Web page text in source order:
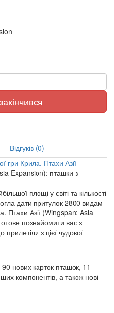
Відгуків (0)
гри Крила. Птахи Азії
Expansion): пташки з
площі у світі та кількості
дати притулок 2800 видам
Птахи Азії (Wingspan: Asia
познайомити вас з
з цієї чудової
нових карток пташок, 11
компонентів, а також нові